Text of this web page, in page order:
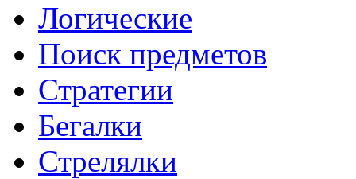
Логические
Поиск предметов
Стратегии
Бегалки
Стрелялки